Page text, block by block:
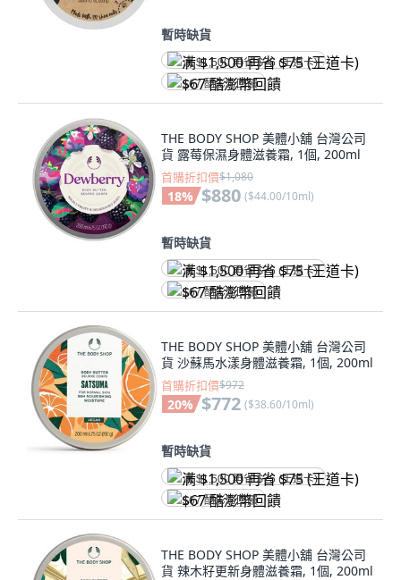
暫時缺貨
满 $1,500 再省 $75 (王道卡)
$67 酷澎幣回饋
THE BODY SHOP 美體小舖 台灣公司
貨 露莓保濕身體滋養霜, 1個, 200ml
首購折扣價$1,080
18% $880 ($44.00/10ml)
暫時缺貨
满 $1,500 再省 $75 (王道卡)
$67 酷澎幣回饋
THE BODY SHOP 美體小舖 台灣公司
貨 沙蘇馬水漾身體滋養霜, 1個, 200ml
首購折扣價$972
20% $772 ($38.60/10ml)
暫時缺貨
满 $1,500 再省 $75 (王道卡)
$67 酷澎幣回饋
THE BODY SHOP 美體小舖 台灣公司
貨 辣木籽更新身體滋養霜, 1個, 200ml